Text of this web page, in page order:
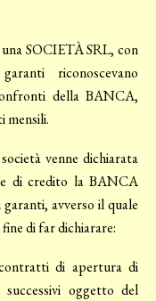
SOCIETÀ SRL, con
riconoscevano
della BANCA,
mensili.
venne dichiarata
di credito la BANCA
avverso il quale
di far dichiarare:
di apertura di
oggetto del